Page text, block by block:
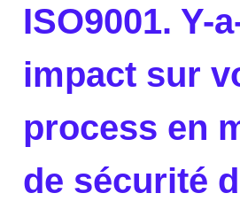
ISO9001. Y-
impact sur
process en
de sécurité